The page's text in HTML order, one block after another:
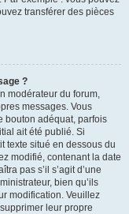
transférer des pièces
?
modérateur du forum,
messages. Vous
bouton adéquat, parfois
ait été publié. Si
texte situé en dessous du
modifié, contenant la date
pas s’il s’agit d’une
bien qu’ils
modification. Veuillez
leur propre